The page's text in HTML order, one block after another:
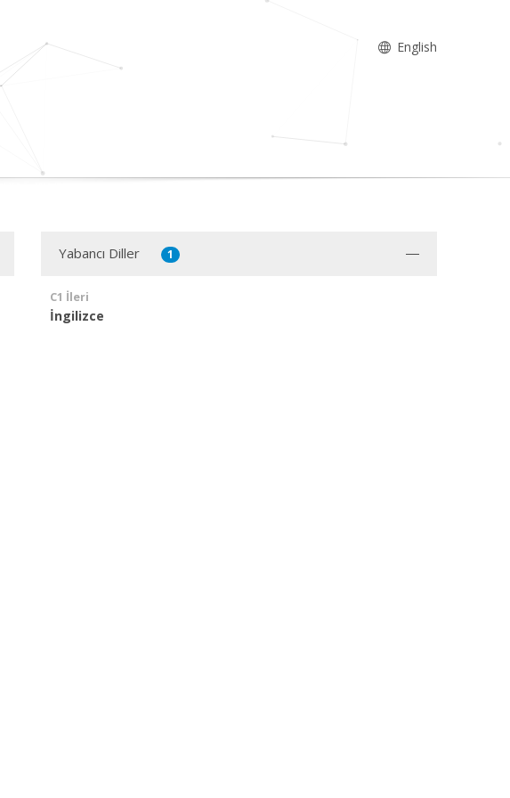
English
Yabancı Diller 1
C1 İleri
İngilizce